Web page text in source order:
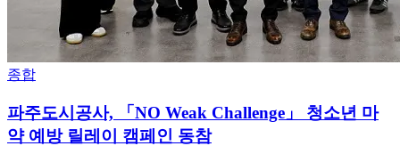
종합
파주도시공사, 「NO Weak Challenge」 청소년 마
약 예방 릴레이 캠페인 동참